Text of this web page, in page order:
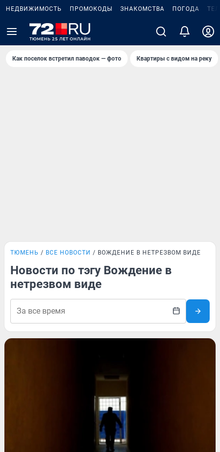
НЕДВИЖИМОСТЬ ПРОМОКОДЫ ЗНАКОМСТВА ПОГОДА
Как поселок встретил паводок — фото Квартиры с видом на реку
ТЮМЕНЬ ВСЕ НОВОСТИ ВОЖДЕНИЕ В НЕТРЕЗВОМ ВИДЕ
Новости по тэгу Вождение в
нетрезвом виде